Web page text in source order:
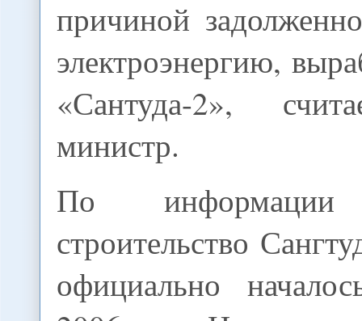
причиной
электроэнергию,
«Сантуда-2»,
министр.
По информации
строительство
официально